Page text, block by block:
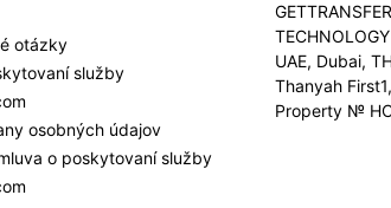
otázky
služby
osobných údajov
o poskytovaní služby
UAE, Dubai,
Thanyah
Property №